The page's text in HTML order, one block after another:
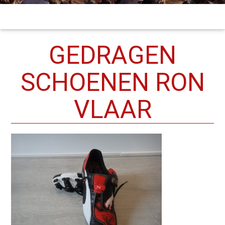
GEDRAGEN
SCHOENEN RON
VLAAR